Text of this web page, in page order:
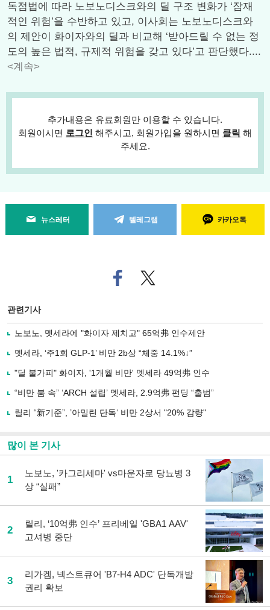
독점법에 따라 노보노디스크와의 딜 구조 변화가 ‘잠재
적인 위험’을 수반하고 있고, 이사회는 노보노디스크와
의 제안이 화이자와의 딜과 비교해 ‘받아드릴 수 없는 정
도의 높은 법적, 규제적 위험을 갖고 있다’고 판단했다....
<계속>
추가내용은 유료회원만 이용할 수 있습니다.
회원이시면 로그인 해주시고, 회원가입을 원하시면 클릭 해
주세요.
뉴스레터 텔레그램 카카오톡
페
이
로
기
사
유
기
트위
터로
관련기사
노보노, 멧세라에 "화이자 제치고" 65억弗 인수제안
멧세라, ‘주1회 GLP-1’ 비만 2b상 “체중 14.1%↓”
"딜 불가피" 화이자, '1개월 비만' 멧세라 49억弗 인수
“비만 붐 속” ‘ARCH 설립’ 멧세라, 2.9억弗 펀딩 “출범”
릴리 “新기준”, ’아밀린 단독‘ 비만 2상서 "20% 감량"
많이 본 기사
1
노보노, '카그리세마' vs마운자로 당뇨병 3
상 “실패”
2
릴리, ‘10억弗 인수’ 프리베일 'GBA1 AAV'
고셔병 중단
3
리가켐, 넥스트큐어 'B7-H4 ADC' 단독개발
권리 확보